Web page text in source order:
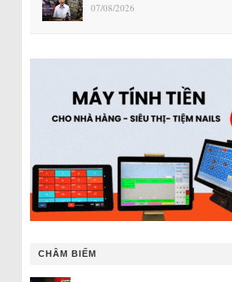
07/08/2026
CHÂM BIẾM